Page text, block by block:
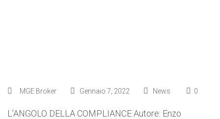
MGE Broker Gennaio 7, 2022 News 0
L’ANGOLO DELLA COMPLIANCE Autore: Enzo